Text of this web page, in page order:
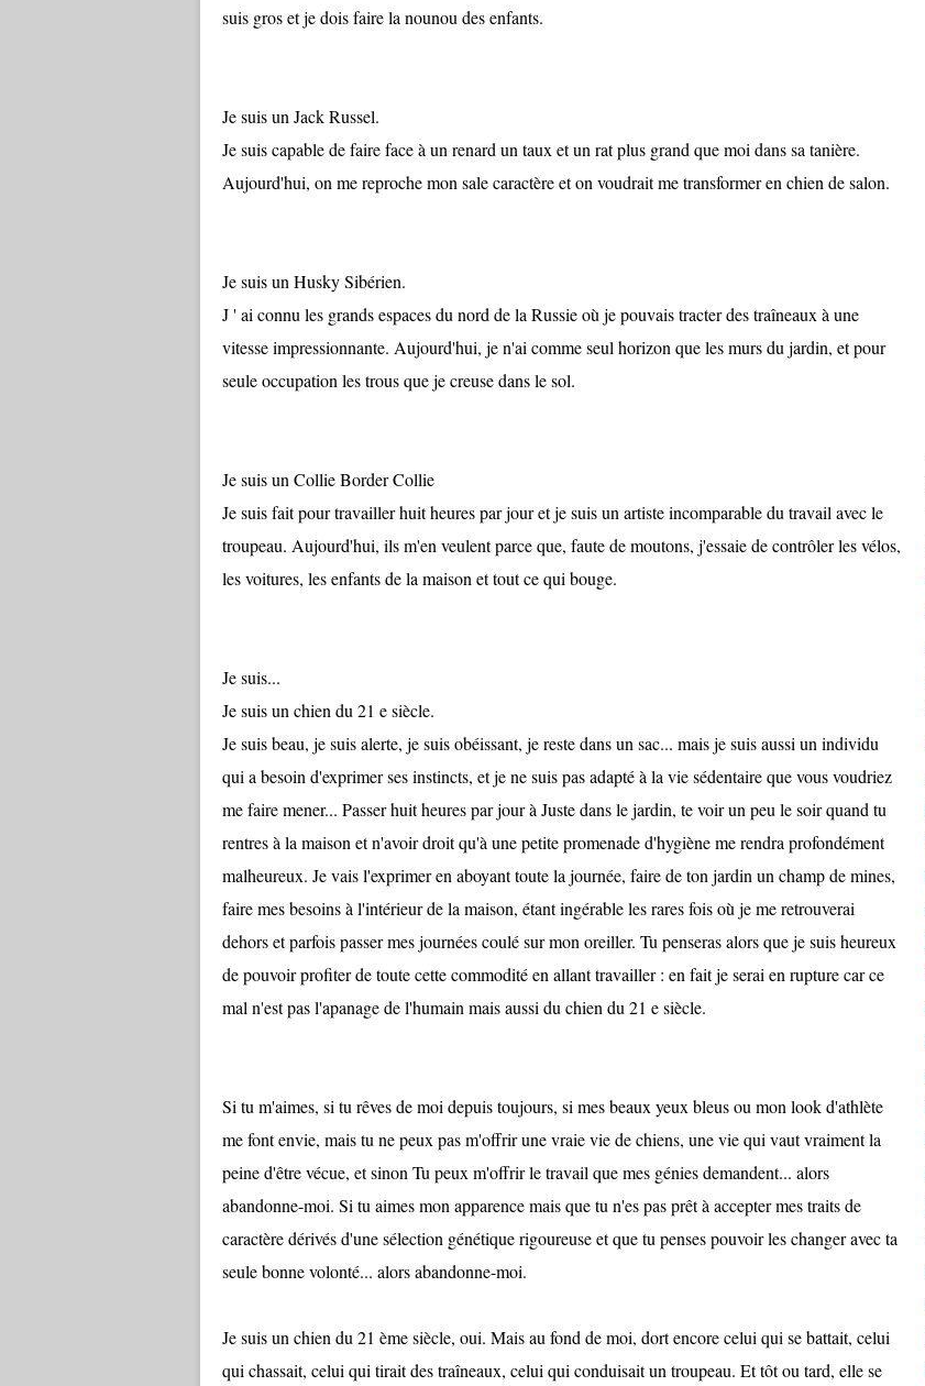
suis gros et je dois faire la nounou des enfants.
Je suis un Jack Russel.
Je suis capable de faire face à un renard un taux et un rat plus grand que moi dans sa tanière.
Aujourd'hui, on me reproche mon sale caractère et on voudrait me transformer en chien de salon.
Je suis un Husky Sibérien.
J ' ai connu les grands espaces du nord de la Russie où je pouvais tracter des traîneaux à une
vitesse impressionnante. Aujourd'hui, je n'ai comme seul horizon que les murs du jardin, et pour
seule occupation les trous que je creuse dans le sol.
Je suis un Collie Border Collie
Je suis fait pour travailler huit heures par jour et je suis un artiste incomparable du travail avec le
troupeau. Aujourd'hui, ils m'en veulent parce que, faute de moutons, j'essaie de contrôler les vélos,
les voitures, les enfants de la maison et tout ce qui bouge.
Je suis...
Je suis un chien du 21 e siècle.
Je suis beau, je suis alerte, je suis obéissant, je reste dans un sac... mais je suis aussi un individu
qui a besoin d'exprimer ses instincts, et je ne suis pas adapté à la vie sédentaire que vous voudriez
me faire mener... Passer huit heures par jour à Juste dans le jardin, te voir un peu le soir quand tu
rentres à la maison et n'avoir droit qu'à une petite promenade d'hygiène me rendra profondément
malheureux. Je vais l'exprimer en aboyant toute la journée, faire de ton jardin un champ de mines,
faire mes besoins à l'intérieur de la maison, étant ingérable les rares fois où je me retrouverai
dehors et parfois passer mes journées coulé sur mon oreiller. Tu penseras alors que je suis heureux
de pouvoir profiter de toute cette commodité en allant travailler : en fait je serai en rupture car ce
mal n'est pas l'apanage de l'humain mais aussi du chien du 21 e siècle.
Si tu m'aimes, si tu rêves de moi depuis toujours, si mes beaux yeux bleus ou mon look d'athlète
me font envie, mais tu ne peux pas m'offrir une vraie vie de chiens, une vie qui vaut vraiment la
peine d'être vécue, et sinon Tu peux m'offrir le travail que mes génies demandent... alors
abandonne-moi. Si tu aimes mon apparence mais que tu n'es pas prêt à accepter mes traits de
caractère dérivés d'une sélection génétique rigoureuse et que tu penses pouvoir les changer avec ta
seule bonne volonté... alors abandonne-moi.
Je suis un chien du 21 ème siècle, oui. Mais au fond de moi, dort encore celui qui se battait, celui
qui chassait, celui qui tirait des traîneaux, celui qui conduisait un troupeau. Et tôt ou tard, elle se